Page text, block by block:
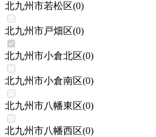
北九州市若松区(0)
北九州市戸畑区(0)
北九州市小倉北区(0)
北九州市小倉南区(0)
北九州市八幡東区(0)
北九州市八幡西区(0)